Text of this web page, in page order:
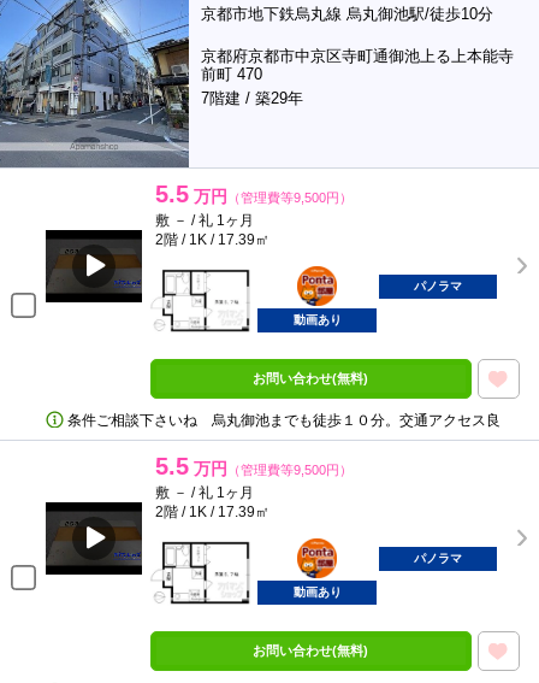
京都市地下鉄烏丸線 烏丸御池駅/徒歩10分
京都府京都市中京区寺町通御池上る上本能寺
前町 470
7階建 / 築29年
5.5 万円 （管理費等9,500円）
敷 － / 礼 1ヶ月
2階 / 1K / 17.39㎡
ポンタ
部屋
パノラマ
動画あり
お問い合わせ(無料)
条件ご相談下さいね 烏丸御池までも徒歩１０分。交通アクセス良
5.5 万円 （管理費等9,500円）
敷 － / 礼 1ヶ月
2階 / 1K / 17.39㎡
ポンタ
部屋
パノラマ
動画あり
お問い合わせ(無料)